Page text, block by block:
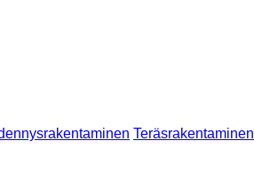
Teräsrakentaminen